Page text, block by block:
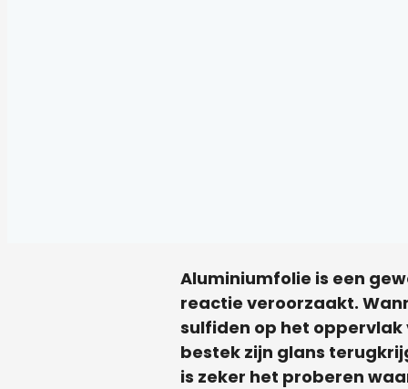
Aluminiumfolie is een
reactie veroorzaakt.
sulfiden op het oppervlak
bestek zijn glans
is zeker het proberen